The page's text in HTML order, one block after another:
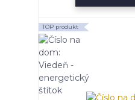
TOP produkt